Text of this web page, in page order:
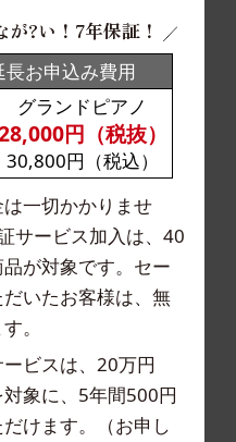
?い！7年保証！
お申込み費用
グランドピアノ
円（税抜）
30,800円（税込）
一切かかりませ
サービス加入は、40
が対象です。セー
だいたお客様は、無
。
ビスは、20万円
象に、5年間500円
だけます。（お申し